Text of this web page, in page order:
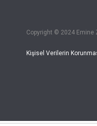
Copyright © 2024 Emine
Kişisel Verilerin